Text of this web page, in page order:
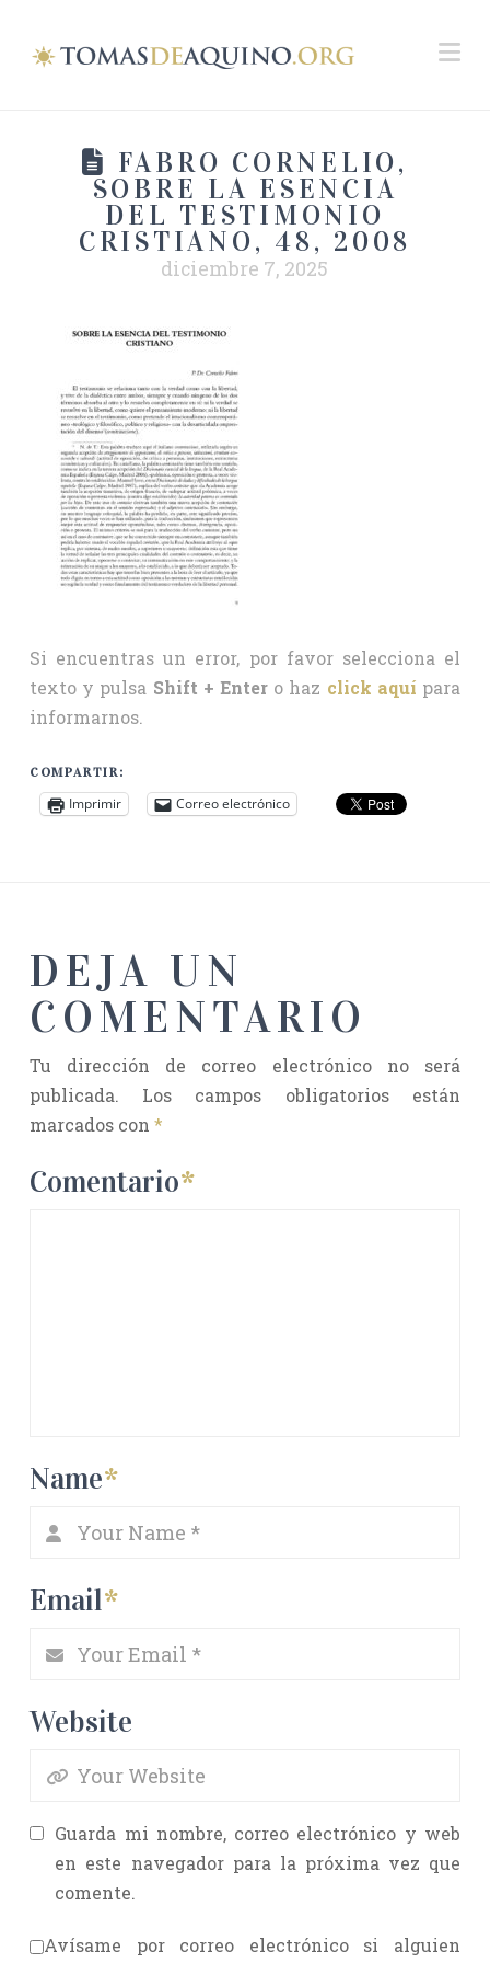
FABRO CORNELIO,
SOBRE LA ESENCIA
DEL TESTIMONIO
CRISTIANO, 48, 2008
diciembre 7, 2025
Si encuentras un error, por favor selecciona el
texto y pulsa Shift + Enter o haz click aquí para
informarnos.
COMPARTIR:
Imprimir Correo electrónico
DEJA UN
COMENTARIO
Tu dirección de correo electrónico no será
publicada.
Los campos obligatorios están
marcados con *
Comentario*
Name*
Email*
Website
Guarda mi nombre, correo electrónico y web
en este navegador para la próxima vez que
comente.
Avísame por correo electrónico si alguien